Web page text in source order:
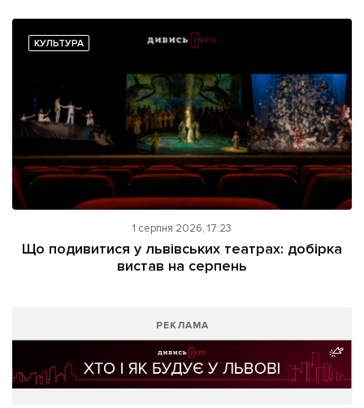
КУЛЬТУРА
1 серпня 2026, 17:23
Що подивитися у львівських театрах: добірка
вистав на серпень
РЕКЛАМА